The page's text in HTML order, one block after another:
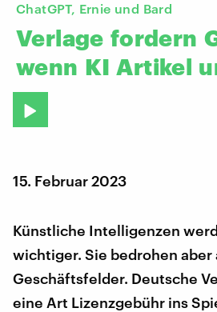
ChatGPT, Ernie und Bard
Verlage fordern
wenn KI Artikel
15. Februar 2023
Künstliche Intelligenzen
wichtiger. Sie bedrohen aber
Geschäftsfelder. Deutsche
eine Art Lizenzgebühr ins